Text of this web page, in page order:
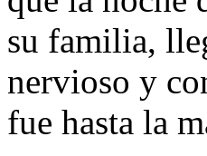
su familia,
nervioso y
fue hasta la